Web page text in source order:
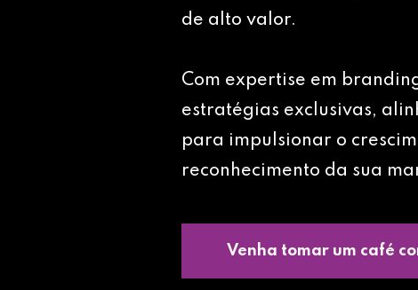
de alto valor.
Com expertise em
estratégias exclusivas,
para impulsionar o
reconhecimento da sua
Venha tomar um café